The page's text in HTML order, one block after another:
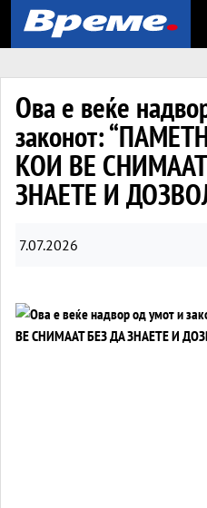
Ова е веќе
законот:
КОИ ВЕ
ЗНАЕТЕ И
7.07.2026